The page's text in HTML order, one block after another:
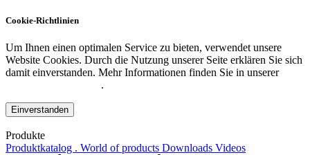
Cookie-Richtlinien
Um Ihnen einen optimalen Service zu bieten, verwendet unsere
Website Cookies. Durch die Nutzung unserer Seite erklären Sie sich
damit einverstanden. Mehr Informationen finden Sie in unserer
.
Einverstanden
Produkte
Produktkatalog . World of products Downloads Videos